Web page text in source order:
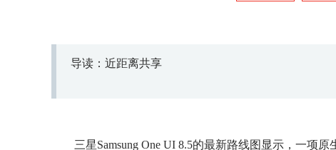
导读：近距离共享
三星Samsung One UI 8.5的最新路线图显示，一项